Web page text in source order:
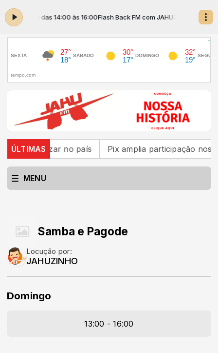
das 14:00 às 16:00Flash Back FM com JAHUZINHO das
ÚLTIMAS
de azar no país Pix amplia participação nos
MENU
Samba e Pagode
Locução por:
JAHUZINHO
Domingo
13:00 - 16:00